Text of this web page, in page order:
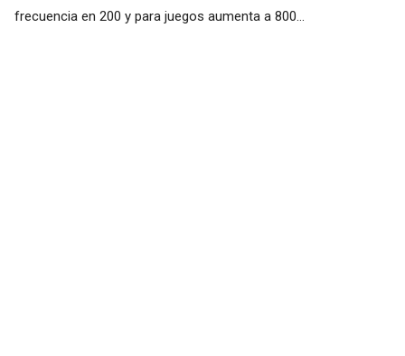
frecuencia en 200 y para juegos aumenta a 800...